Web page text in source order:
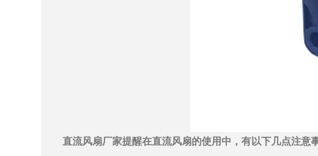
直流风扇厂家提醒在直流风扇的使用中，有以下几点注意事